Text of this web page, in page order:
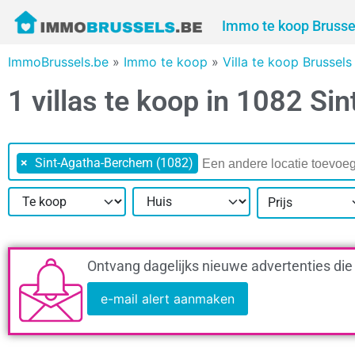
Immo te koop
ImmoBrussels.be » Immo te koop » Villa te koop
1 villas te koop in 1082
× Sint-Agatha-Berchem (1082)
Prijs
Ontvang dagelijks nieuwe advertenties
e-mail alert aanmaken